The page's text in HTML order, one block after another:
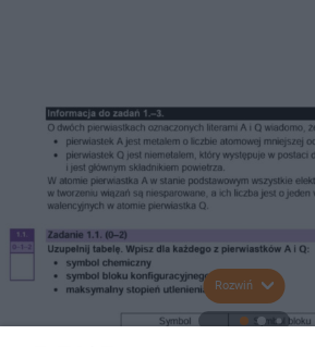
Rozwiń